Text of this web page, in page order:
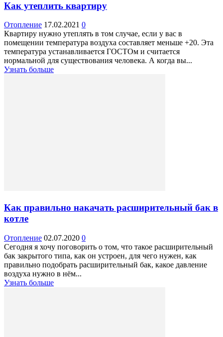
Как утеплить квартиру
Отопление 17.02.2021 0
Квартиру нужно утеплять в том случае, если у вас в
помещении температура воздуха составляет меньше +20. Эта
температура устанавливается ГОСТОм и считается
нормальной для существования человека. А когда вы...
Узнать больше
Как правильно накачать расширительный бак в
котле
Отопление 02.07.2020 0
Сегодня я хочу поговорить о том, что такое расширительный
бак закрытого типа, как он устроен, для чего нужен, как
правильно подобрать расширительный бак, какое давление
воздуха нужно в нём...
Узнать больше